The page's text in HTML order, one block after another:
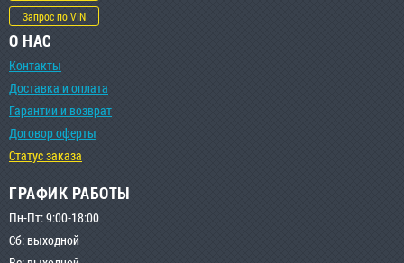
Запрос по VIN
О НАС
Контакты
Доставка и оплата
Гарантии и возврат
Договор оферты
Статус заказа
ГРАФИК РАБОТЫ
Пн-Пт: 9:00-18:00
Сб: выходной